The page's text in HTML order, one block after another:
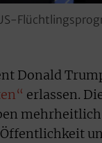
Donald
erlassen.